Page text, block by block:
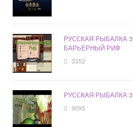
РУССКАЯ РЫБАЛКА
БАРЬЕРНЫЙ РИФ
3352
РУССКАЯ РЫБАЛКА
9095